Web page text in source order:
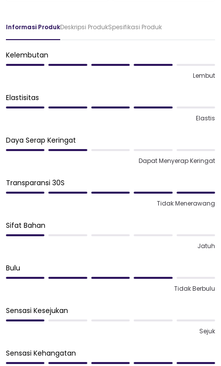
Informasi ProdukDeskripsi ProdukSpesifikasi Produk
Kelembutan
Lembut
Elastisitas
Elastis
Daya Serap Keringat
Dapat Menyerap Keringat
Transparansi 30S
Tidak Menerawang
Sifat Bahan
Jatuh
Bulu
Tidak Berbulu
Sensasi Kesejukan
Sejuk
Sensasi Kehangatan